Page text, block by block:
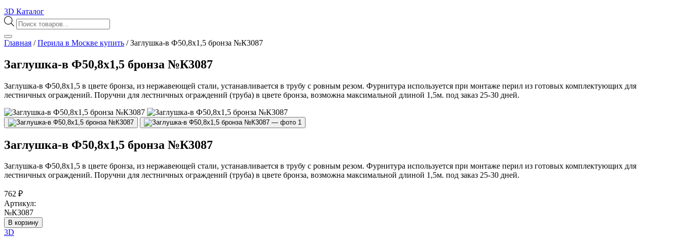
3D Каталог
Поиск
товаров
Главная /Перила в Москве купить /Заглушка-в Ф50,8х1,5 бронза №К3087
Заглушка-в Ф50,8х1,5 бронза №К3087
Заглушка-в Ф50,8х1,5 в цвете бронза, из нержавеющей стали, устанавливается в трубу с ровным резом. Фурнитура используется при монтаже перил из готовых комплектующих для
лестничных ограждений. Поручни для лестничных ограждений (труба) в цвете бронза, возможна максимальной длиной 1,5м. под заказ 25-30 дней.
Заглушка-в Ф50,8х1,5 бронза №К3087
Заглушка-в Ф50,8х1,5 в цвете бронза, из нержавеющей стали, устанавливается в трубу с ровным резом. Фурнитура используется при монтаже перил из готовых комплектующих для
лестничных ограждений. Поручни для лестничных ограждений (труба) в цвете бронза, возможна максимальной длиной 1,5м. под заказ 25-30 дней.
762 ₽
Артикул:
№К3087
В корзину
3D